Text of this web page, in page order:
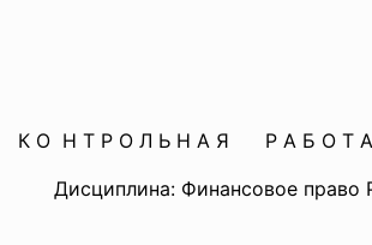
К О Н Т Р О Л Ь Н А Я Р А Б О Т А
Дисциплина: Финансовое право